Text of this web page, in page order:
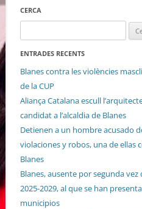
CERCA
ENTRADES RECENTS
Blanes contra les violències
de la CUP
Aliança Catalana escull
candidat a l’alcaldia de Blanes
Detienen a un hombre acusado
violaciones y robos, una de ellas
Blanes
Blanes, ausente por segunda vez
2025-2029, al que se han
municipios